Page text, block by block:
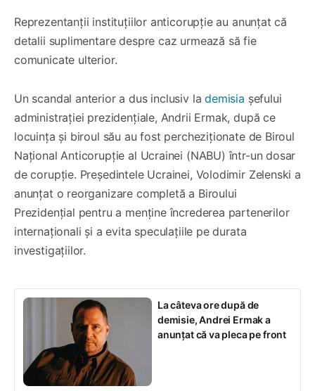
Reprezentanții instituțiilor anticorupție au anunțat că
detalii suplimentare despre caz urmează să fie
comunicate ulterior.
Un scandal anterior a dus inclusiv lademisia șefului
administrației prezidențiale, Andrii Ermak, după ce
locuința și biroul său au fost percheziționate de Biroul
Național Anticorupție al Ucrainei (NABU) într-un dosar
de corupție. Președintele Ucrainei, Volodimir Zelenski a
anunțat o reorganizare completă a Biroului
Prezidențial pentru a menține încrederea partenerilor
internaționali și a evita speculațiile pe durata
investigațiilor.
La câteva ore după de
demisie, Andrei Ermak a
anunțat că va pleca pe front